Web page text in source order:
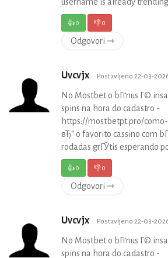
👍0 👎0
Odgovori ⇾
Uvcvjx Postavljeno 22-03-
No Mostbet o bГґnus Г©
spins na hora do cadastro -
https://mostbetpt.pro/
вЂ“ o favorito cassino com
rodadas grГЎtis esperando
👍0 👎0
Odgovori ⇾
Uvcvjx Postavljeno 22-03-
No Mostbet o bГґnus Г©
spins na hora do cadastro -